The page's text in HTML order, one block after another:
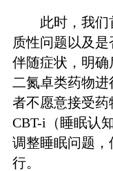
此时，我
质性问题以及
伴随症状，明
二氮卓类药物
者不愿意接受
CBT-i（睡眠认
调整睡眠问题
行。